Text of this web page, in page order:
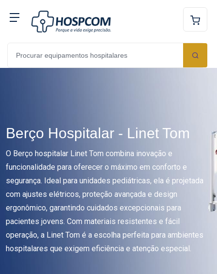
Berço Hospitalar - Linet Tom
O Berço hospitalar Linet Tom combina inovação e
funcionalidade para oferecer o máximo em conforto e
segurança. Ideal para unidades pediátricas, ela é projetada
com ajustes elétricos, proteção avançada e design
ergonômico, garantindo cuidados excepcionais para
pacientes jovens. Com materiais resistentes e fácil
operação, a Linet Tom é a escolha perfeita para ambientes
hospitalares que exigem eficiência e atenção especial.